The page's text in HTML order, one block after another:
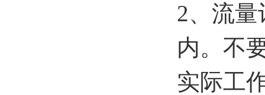
2、流
内。不
实际工